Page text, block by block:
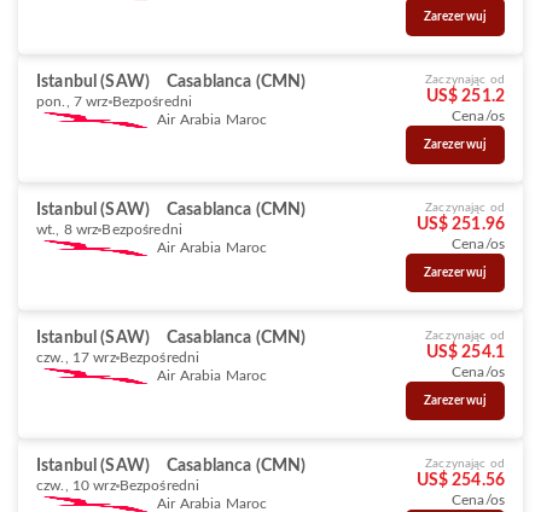
Zarezerwuj
Istanbul (SAW) Casablanca (CMN)
pon., 7 wrz Bezpośredni
Air Arabia Maroc
Zaczynając od
US$ 251.2
Cena/os
Zarezerwuj
Istanbul (SAW) Casablanca (CMN)
wt., 8 wrz Bezpośredni
Air Arabia Maroc
Zaczynając od
US$ 251.96
Cena/os
Zarezerwuj
Istanbul (SAW) Casablanca (CMN)
czw., 17 wrz Bezpośredni
Air Arabia Maroc
Zaczynając od
US$ 254.1
Cena/os
Zarezerwuj
Istanbul (SAW) Casablanca (CMN)
czw., 10 wrz Bezpośredni
Air Arabia Maroc
Zaczynając od
US$ 254.56
Cena/os